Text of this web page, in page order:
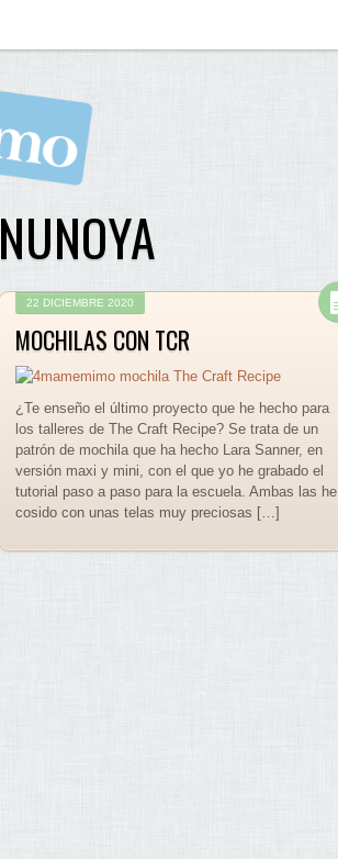
NUNOYA
22 DICIEMBRE 2020
MOCHILAS CON TCR
¿Te enseño el último proyecto que he hecho para
los talleres de The Craft Recipe? Se trata de un
patrón de mochila que ha hecho Lara Sanner, en
versión maxi y mini, con el que yo he grabado el
tutorial paso a paso para la escuela. Ambas las he
cosido con unas telas muy preciosas […]